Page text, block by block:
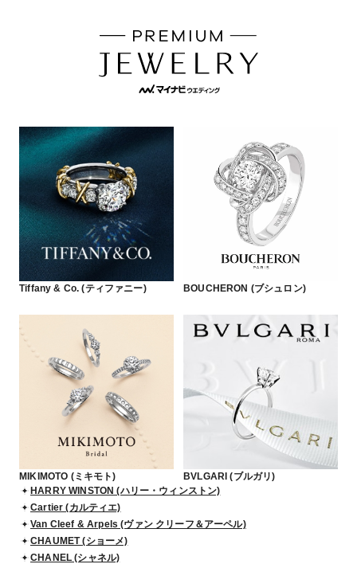
Tiffany & Co. (ティファニー) BOUCHERON (ブシュロン)
MIKIMOTO (ミキモト)
BVLGARI (ブルガリ)
HARRY WINSTON (ハリー・ウィンストン)
Cartier (カルティエ)
Van Cleef & Arpels (ヴァン クリーフ＆アーペル)
CHAUMET (ショーメ)
CHANEL (シャネル)